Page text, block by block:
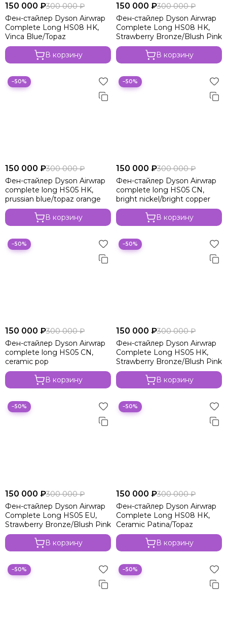
150 000 ₽300 000 ₽
Фен-стайлер Dyson Airwrap
Complete Long HS08 HK,
Vinca Blue/Topaz
В корзину
150 000 ₽300 000 ₽
Фен-стайлер Dyson Airwrap
Complete Long HS08 HK,
Strawberry Bronze/Blush Pink
В корзину
−50%
150 000 ₽300 000 ₽
Фен-стайлер Dyson Airwrap
complete long HS05 HK,
prussian blue/topaz orange
В корзину
−50%
150 000 ₽300 000 ₽
Фен-стайлер Dyson Airwrap
complete long HS05 CN,
bright nickel/bright copper
В корзину
−50%
150 000 ₽300 000 ₽
Фен-стайлер Dyson Airwrap
complete long HS05 CN,
ceramic pop
В корзину
−50%
150 000 ₽300 000 ₽
Фен-стайлер Dyson Airwrap
Complete Long HS05 HK,
Strawberry Bronze/Blush Pink
В корзину
−50%
150 000 ₽300 000 ₽
Фен-стайлер Dyson Airwrap
Complete Long HS05 EU,
Strawberry Bronze/Blush Pink
В корзину
−50%
150 000 ₽300 000 ₽
Фен-стайлер Dyson Airwrap
Complete Long HS08 HK,
Ceramic Patina/Topaz
В корзину
−50% −50%